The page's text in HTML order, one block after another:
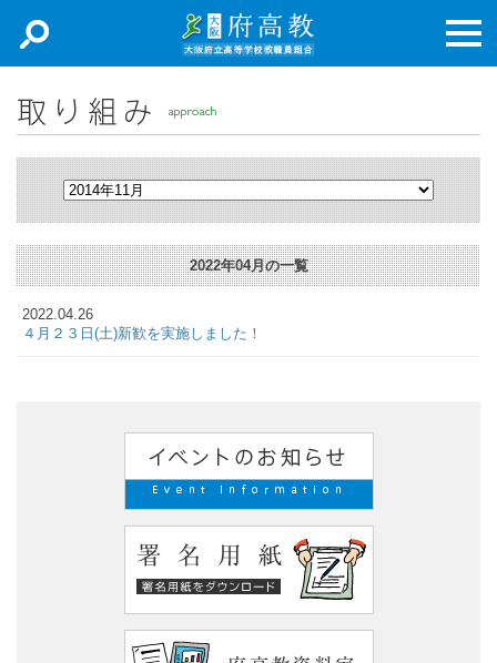
主張
取り組み
加入申込
お問合せ
リンク集
English Documents
2022年04月の一覧
2022.04.26
４月２３日(土)新歓を実施しました！